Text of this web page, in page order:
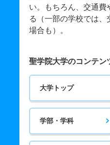
い。もちろん、交通費
る（一部の学校では、
場合も）。
聖学院大学のコンテン
大学トップ
学部・学科